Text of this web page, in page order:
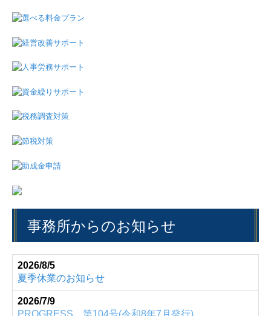
事務所からのお知らせ
2026/8/5
夏季休業のお知らせ
2026/7/9
PROGRESS 第104号(令和8年7月発行)